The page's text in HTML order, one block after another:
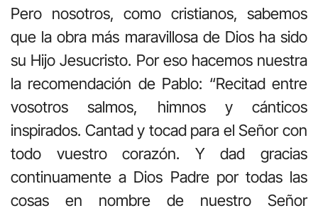
Pero nosotros, como cristianos, sabemos
que la obra más maravillosa de Dios ha sido
su Hijo Jesucristo. Por eso hacemos nuestra
la recomendación de Pablo: “Recitad entre
vosotros salmos, himnos y cánticos
inspirados. Cantad y tocad para el Señor con
todo vuestro corazón. Y dad gracias
continuamente a Dios Padre por todas las
cosas en nombre de nuestro Señor